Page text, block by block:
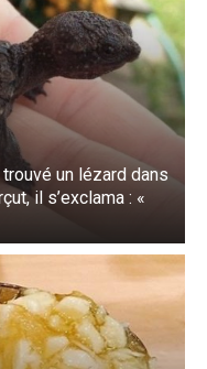
un lézard dans
il s’exclama : «